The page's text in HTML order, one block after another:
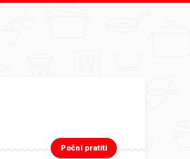
Počni pratiti